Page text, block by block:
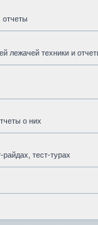
отчеты
лежачей техники и
о них
тест-турах